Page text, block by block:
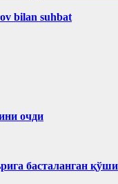
bilan suhbat
очди
басталанган